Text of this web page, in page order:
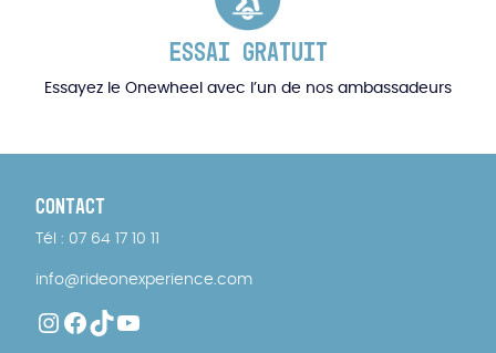
ESSAI GRATUIT
Essayez le Onewheel avec l’un de nos ambassadeurs
CONTACT
Tél : 07 64 17 10 11
info@rideonexperience.com
Instagram Facebook TikTok
YouTube